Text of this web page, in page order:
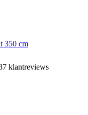
350 cm
klantreviews